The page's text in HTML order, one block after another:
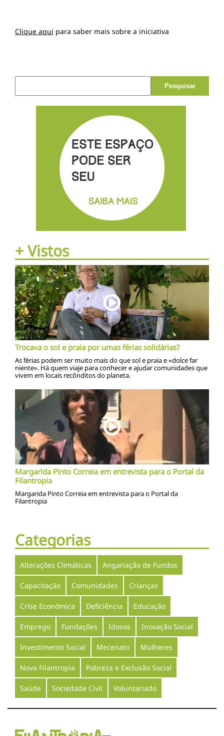
Clique aqui para saber mais sobre a iniciativa
Pesquisar por:
+ Vistos
Trocava o sol e praia por umas férias solidárias?
As férias podem ser muito mais do que sol e praia e «dolce far
niente». Há quem viaje para conhecer e ajudar comunidades que
vivem em locais recônditos do planeta.
Margarida Pinto Correia em entrevista para o Portal da
Filantropia
Margarida Pinto Correia em entrevista para o Portal da
Filantropia
Categorias
Alterações Climáticas Angariação de Fundos
Capacitação Comunidades Crianças
Crise Económica Deficiência Educação
Emprego Fundações Idosos Inovação Social
Investimento Social Mecenato Mulheres
Nova Filantropia Pobreza e Exclusão Social
Saúde Sociedade Civil Voluntariado